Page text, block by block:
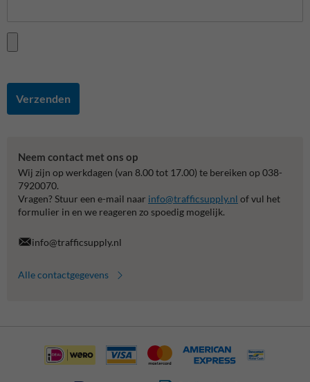
Verzenden
Neem contact met ons op
Wij zijn op werkdagen (van 8.00 tot 17.00) te bereiken op 038-
7920070.
Vragen? Stuur een e-mail naar info@trafficsupply.nl of vul het
formulier in en we reageren zo spoedig mogelijk.
info@trafficsupply.nl
Alle contactgegevens